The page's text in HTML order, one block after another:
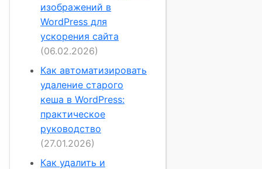
изображений в
WordPress для
ускорения сайта
(06.02.2026)
Как автоматизировать
удаление старого
кеша в WordPress:
практическое
руководство
(27.01.2026)
Как удалить и